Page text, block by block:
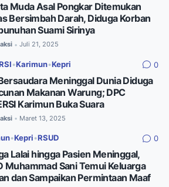
Muda Asal Pongkar Ditemukan
Bersimbah Darah, Diduga Korban
Suami Sirinya
• Juli 21, 2025
•Karimun•Kepri 0
Meninggal Dunia Diduga
Makanan Warung; DPC
Karimun Buka Suara
• Maret 13, 2025
•Kepri •RSUD 0
Lalai hingga Pasien Meninggal,
Muhammad Sani Temui Keluarga
dan Sampaikan Permintaan Maaf